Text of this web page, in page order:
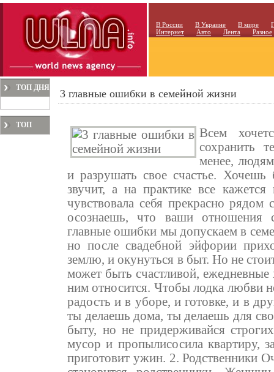
В России В Украине В мире
Интернет
Авто Лента Разное
ТОП ДНЯ
ТОП
3 главные ошибки в семейной жизни
Всем
сохранить
менее,
и разрушать свое счастье. Хочешь
звучит, а на практике все
чувствовала себя прекрасно
осознаешь, что ваши отношения
главные ошибки мы допускаем в
но после свадебной эйфории
землю, и окунуться в быт. Но не
может быть счастливой,
ним относится. Чтобы лодка любви
радость и в уборе, и готовке, и в
ты делаешь дома, ты делаешь для
быту, но не придерживайся
мусор и пропылисосила квартиру,
приготовит ужин. 2. Родственники